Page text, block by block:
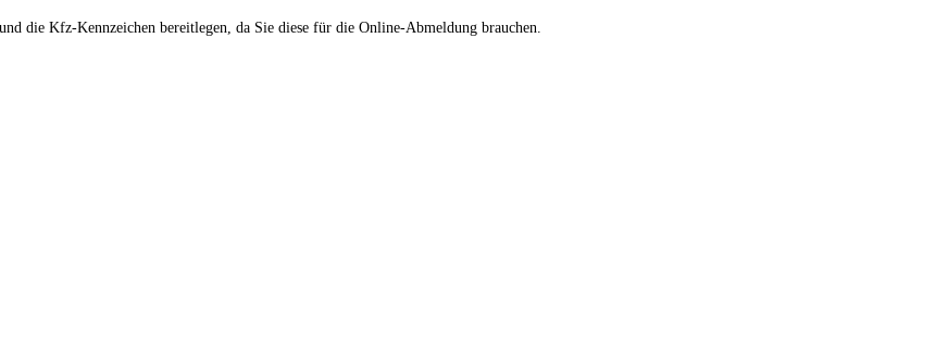
die Kfz-Kennzeichen bereitlegen, da Sie diese für die Online-Abmeldung brauchen.